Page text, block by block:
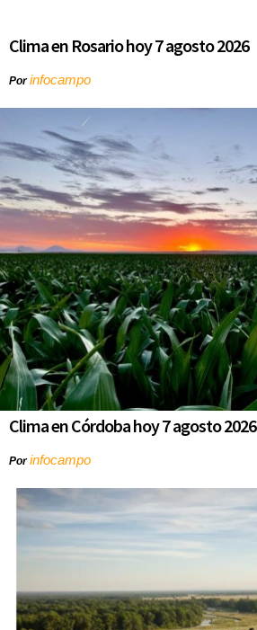
Clima en Rosario hoy 7 agosto 2026
Porinfocampo
Clima en Córdoba hoy 7 agosto 2026
Porinfocampo